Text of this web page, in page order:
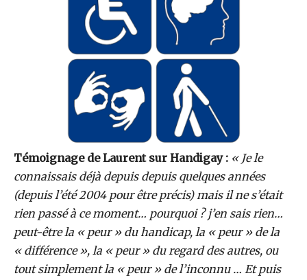
Témoignage de Laurent sur Handigay : « Je le
connaissais déjà depuis depuis quelques années
(depuis l’été 2004 pour être précis) mais il ne s’était
rien passé à ce moment… pourquoi ? j’en sais rien…
peut-être la « peur » du handicap, la « peur » de la
« différence », la « peur » du regard des autres, ou
tout simplement la « peur » de l’inconnu … Et puis